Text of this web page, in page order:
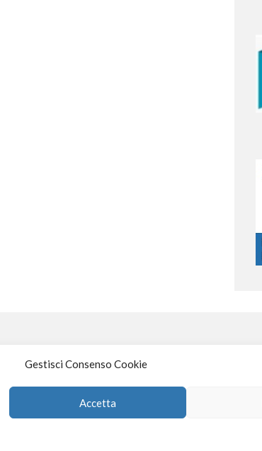
Gestisci Consenso Cookie
Accetta